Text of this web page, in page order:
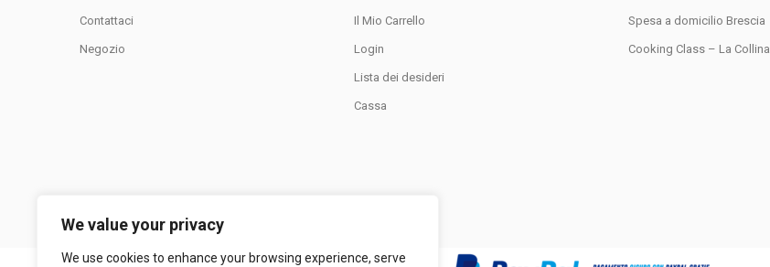
We value your privacy
We use cookies to enhance your browsing experience, serve
Contattaci
Negozio
Il Mio Carrello
Login
Lista dei desideri
Cassa
Spesa a domicilio Brescia
Cooking Class – La Collina
LA COLLINA SRL